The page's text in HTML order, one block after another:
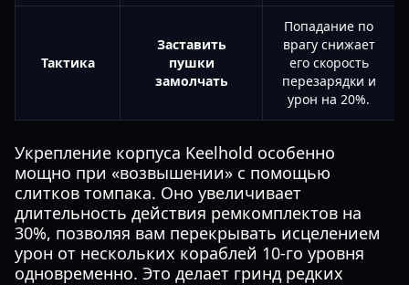
Тактика
Заставить
пушки
замолчать
Попадание по
врагу снижает
его скорость
перезарядки и
урон на 20%.
Укрепление корпуса Keelhold особенно
мощно при «возвышении» с помощью
слитков томпака. Оно увеличивает
длительность действия ремкомплектов на
30%, позволяя вам перекрывать исцелением
урон от нескольких кораблей 10-го уровня
одновременно. Это делает гринд редких